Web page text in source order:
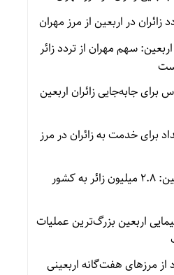
سهم مهران از تردد زائر
برای جابه‌جایی زائران اربعین
برای خدمت به زائران در مرز
فرمانده قرارگاه اربعین: ۲.۸ میلیون زائر به کشور
اربعین بزرگ‌ترین عملیات